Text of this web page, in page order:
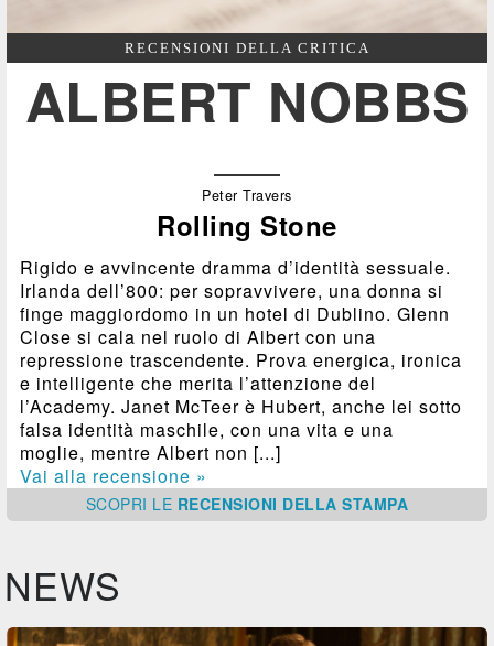
RECENSIONI DELLA CRITICA
ALBERT NOBBS
Peter Travers
Rolling Stone
Rigido e avvincente dramma d’identità sessuale.
Irlanda dell’800: per sopravvivere, una donna si
finge maggiordomo in un hotel di Dublino. Glenn
Close si cala nel ruolo di Albert con una
repressione trascendente. Prova energica, ironica
e intelligente che merita l’attenzione del
l’Academy. Janet McTeer è Hubert, anche lei sotto
falsa identità maschile, con una vita e una
moglie, mentre Albert non [...]
Vai alla recensione »
SCOPRI LE RECENSIONI DELLA STAMPA
NEWS